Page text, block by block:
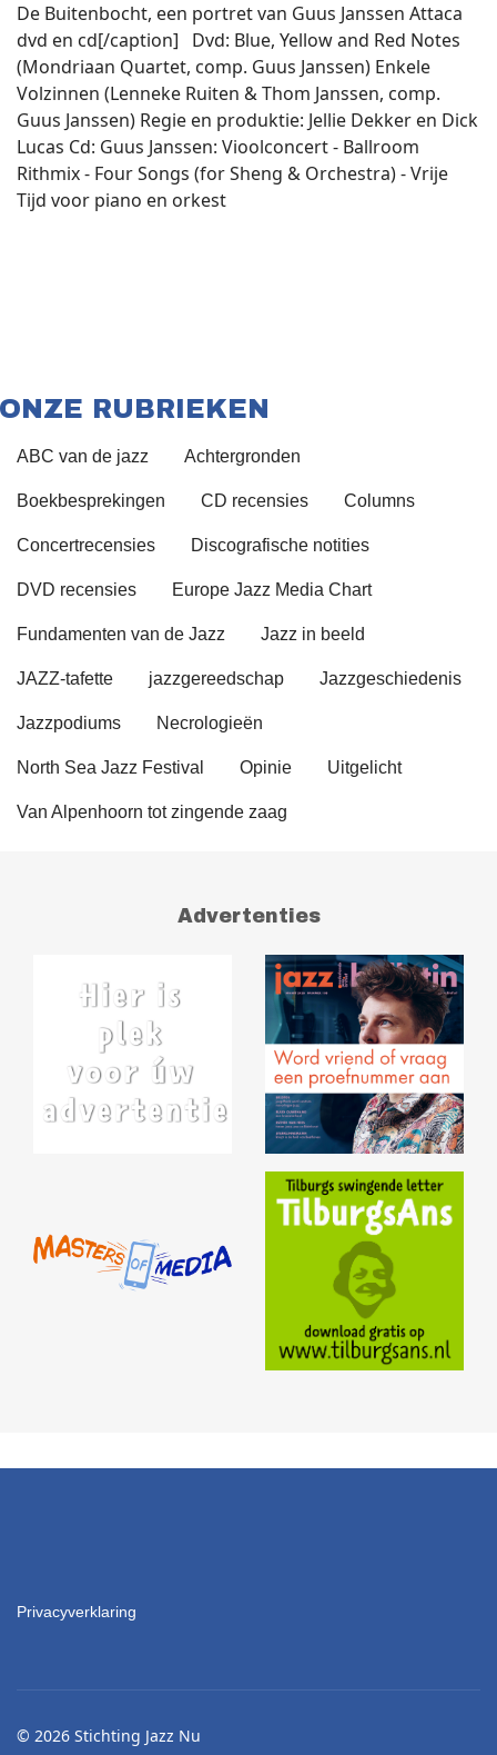
De Buitenbocht, een portret van Guus Janssen Attaca
dvd en cd[/caption] Dvd: Blue, Yellow and Red Notes
(Mondriaan Quartet, comp. Guus Janssen) Enkele
Volzinnen (Lenneke Ruiten & Thom Janssen, comp.
Guus Janssen) Regie en produktie: Jellie Dekker en Dick
Lucas Cd: Guus Janssen: Vioolconcert - Ballroom
Rithmix - Four Songs (for Sheng & Orchestra) - Vrije
Tijd voor piano en orkest
ONZE RUBRIEKEN
ABC van de jazz Achtergronden
Boekbesprekingen CD recensies Columns
Concertrecensies Discografische notities
DVD recensies Europe Jazz Media Chart
Fundamenten van de Jazz Jazz in beeld
JAZZ-tafette jazzgereedschap Jazzgeschiedenis
Jazzpodiums Necrologieën
North Sea Jazz Festival Opinie Uitgelicht
Van Alpenhoorn tot zingende zaag
Advertenties
Privacyverklaring
© 2026 Stichting Jazz Nu